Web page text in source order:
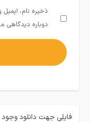
ذخیره نام،
دوباره دیدگاهی
فایلی جهت دانلود وجود